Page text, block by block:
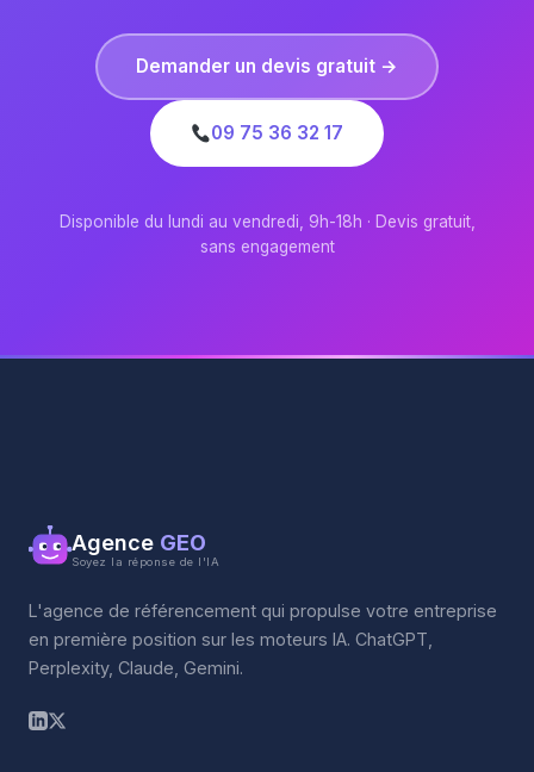
Demander un devis gratuit →
09 75 36 32 17
Disponible du lundi au vendredi, 9h-18h · Devis gratuit,
sans engagement
Agence GEO
Soyez la réponse de l'IA
L'agence de référencement qui propulse votre entreprise
en première position sur les moteurs IA. ChatGPT,
Perplexity, Claude, Gemini.